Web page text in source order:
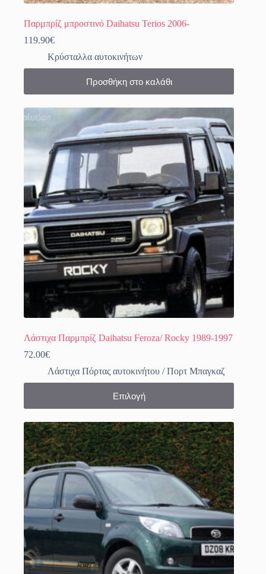
Παρμπρίζ μπροστινό Daihatsu Terios 2006-
119.90€
Κρύσταλλα αυτοκινήτων
Προσθήκη στο καλάθι
Λάστιχα Παρμπρίζ Daihatsu Feroza/ Rocky 1989-1997
72.00€
Λάστιχα Πόρτας αυτοκινήτου / Πορτ Μπαγκαζ
Επιλογή
Αυτό
προϊόν
πολλαπλές
παραλλαγές.
Οι
επιλογές
μπορούν
να
επιλεγούν
στη
σελίδα
του
προϊόντος